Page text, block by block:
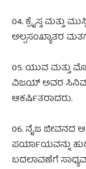
04. ಕ್ರೈಸ್ತ
ಅಲ್ಪಸಂಖ್ಯಾತರ
05. ಯುವ ಮತ್ತು
ವಿಜಯ್ ಅವರ
ಆಕರ್ಷಿತರಾದರು.
06. ನೈಜ ಜೀವನದ
ಪರ್ಯಾಯವನ್ನು
ಬದಲಾವಣೆಗೆ